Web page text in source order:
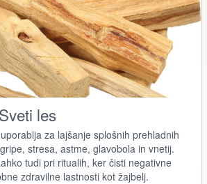
les
za lajšanje splošnih prehladnih
stresa, astme, glavobola in vnetij.
tudi pri ritualih, ker čisti negativne
zdravilne lastnosti kot žajbelj.